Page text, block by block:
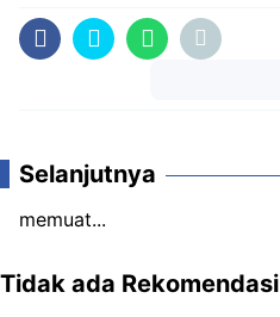
Selanjutnya
memuat...
Tidak ada Rekomendasi